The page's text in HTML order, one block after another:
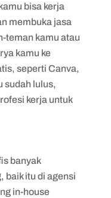
bisa kerja
membuka jasa
teman kamu atau
kamu ke
seperti Canva,
sudah lulus,
kerja untuk
banyak
baik itu di agensi
in-house